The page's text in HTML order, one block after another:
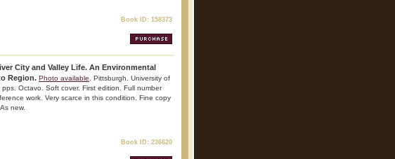
Book ID: 158373
City and Valley Life. An Environmental
Region. Photo available . Pittsburgh. University of
Octavo. Soft cover. First edition. Full number
work. Very scarce in this condition. Fine copy
new.
Book ID: 236620